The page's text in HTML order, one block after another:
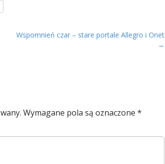
Wspomnień czar – stare portale Allegro i Onet
→
Wymagane pola są oznaczone *